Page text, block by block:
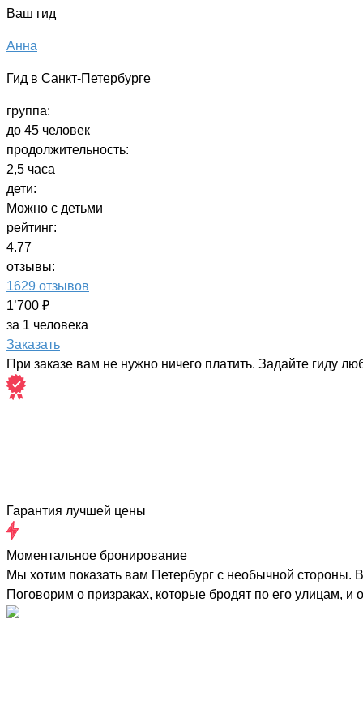
Ваш гид
Анна
Гид в Санкт-Петербурге
группа:
до 45 человек
продолжительность:
2,5 часа
дети:
Можно с детьми
рейтинг:
4.77
отзывы:
1629 отзывов
1’700 ₽
за 1 человека
Заказать
При заказе вам не нужно ничего платить. Задайте гиду
Гарантия лучшей цены
Моментальное бронирование
Мы хотим показать вам Петербург с необычной стороны.
Поговорим о призраках, которые бродят по его улицам,